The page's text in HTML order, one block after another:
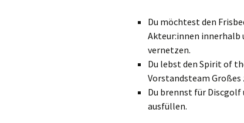
Du möch­test den
Akteur:innen inner­halb
vernetzen.
Du lebst den Spi­rit of
Vor­stands­team Gro­ßes
Du brennst für
ausfüllen.